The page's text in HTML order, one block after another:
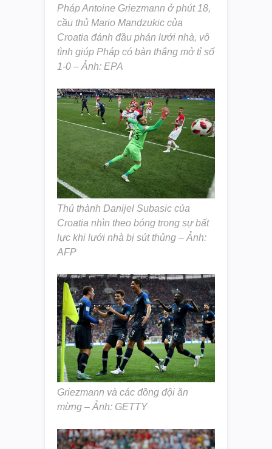
Pháp Antoine Griezmann ở phút 18,
cầu thủ Mario Mandzukic của
Croatia đánh đầu phản lưới nhà, vô
tình giúp Pháp có bàn thắng mở tỉ số
1-0 – Ảnh: EPA
Thủ thành Danijel Subasic của
Croatia nhìn theo bóng trong sự bất
lực khi lưới nhà bị sút thủng – Ảnh:
AFP
Griezmann và các đồng đội ăn
mừng – Ảnh: GETTY